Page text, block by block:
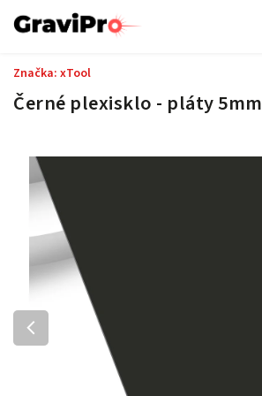
Černé plexisklo - pláty 5mm
Značka: xTool